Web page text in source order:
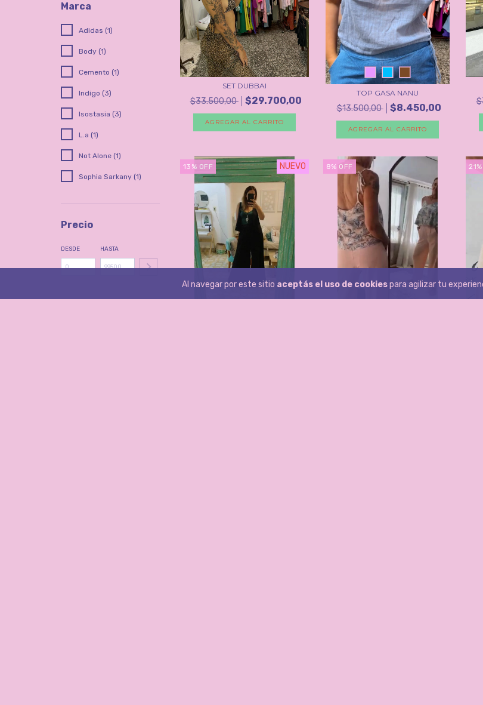
Al navegar por este sitio aceptás el uso de cookiespara agilizar tu
Marca
Adidas (1)
Body (1)
Cemento (1)
Indigo (3)
Isostasia (3)
L.a (1)
Not Alone (1)
Sophia Sarkany (1)
Precio
DESDE HASTA
SET DUBBAI
$33.500,00 $29.700,00
AGREGAR AL CARRITO
TOP GASA NANU
$13.500,00 $8.450,00
AGREGAR AL CARRITO
13 % OFF NUEVO 8% OFF 21%